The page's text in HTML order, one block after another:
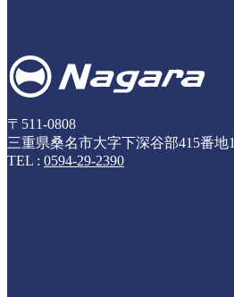
〒511-0808
三重県桑名市大字下深谷部415番地1
TEL : 0594-29-2390